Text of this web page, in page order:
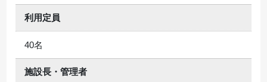
利用定員
40名
施設長・管理者